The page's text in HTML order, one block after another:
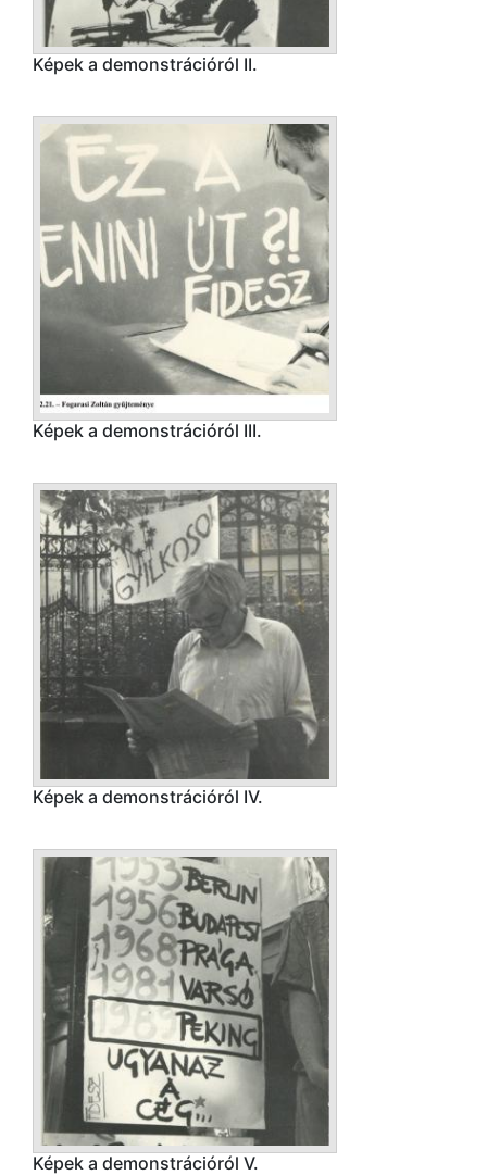
Képek a demonstrációról II.
Képek a demonstrációról III.
Képek a demonstrációról IV.
Képek a demonstrációról V.